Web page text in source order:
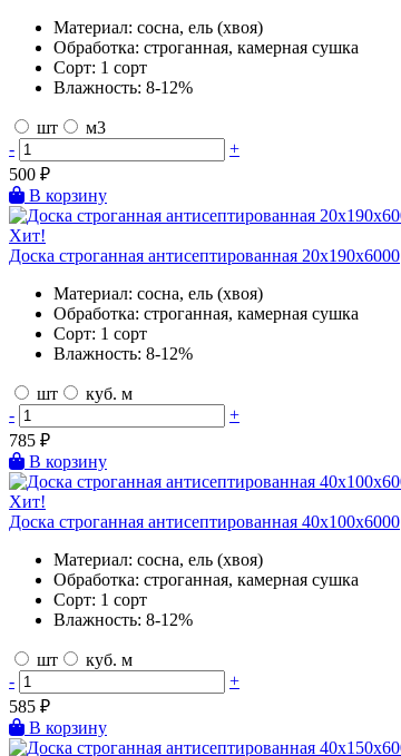
Материал: сосна, ель (хвоя)
Обработка: строганная, камерная сушка
Сорт: 1 сорт
Влажность: 8-12%
шт
м3
-
+
500 ₽
В корзину
Хит!
Доска строганная антисептированная 20х190х6000
Материал: сосна, ель (хвоя)
Обработка: строганная, камерная сушка
Сорт: 1 сорт
Влажность: 8-12%
шт
куб. м
-
+
785 ₽
В корзину
Хит!
Доска строганная антисептированная 40х100х6000
Материал: сосна, ель (хвоя)
Обработка: строганная, камерная сушка
Сорт: 1 сорт
Влажность: 8-12%
шт
куб. м
-
+
585 ₽
В корзину